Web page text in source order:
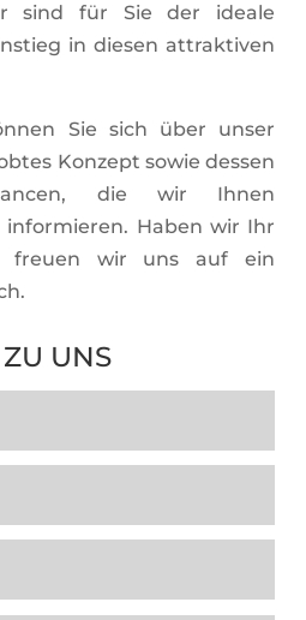
sind für Sie der ideale
in diesen attraktiven
Sie sich über unser
Konzept sowie dessen
die wir Ihnen
informieren. Haben wir Ihr
freuen wir uns auf ein
UNS